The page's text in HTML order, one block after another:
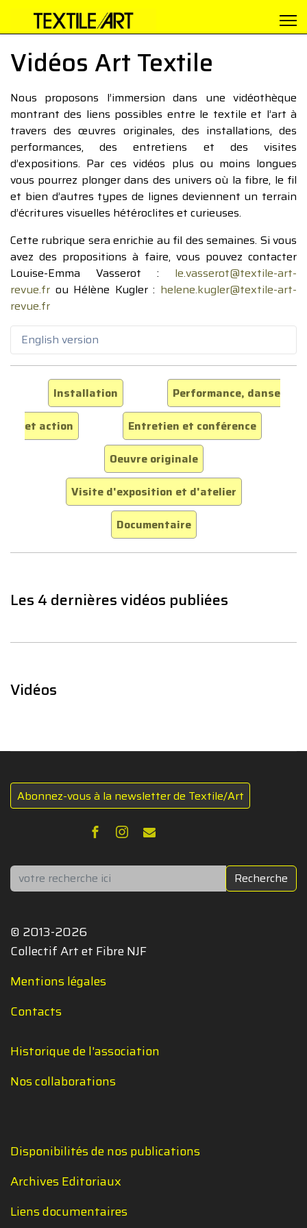
Vidéos Art Textile
Nous proposons l’immersion dans une vidéothèque
montrant des liens possibles entre le textile et l’art à
travers des œuvres originales, des installations, des
performances, des entretiens et des visites
d’expositions. Par ces vidéos plus ou moins longues
vous pourrez plonger dans des univers où la fibre, le fil
et bien d’autres types de lignes deviennent un terrain
d’écritures visuelles hétéroclites et curieuses.
Cette rubrique sera enrichie au fil des semaines. Si vous
avez des propositions à faire, vous pouvez contacter
Louise-Emma Vasserot : le.vasserot@textile-art-
revue.fr ou Hélène Kugler : helene.kugler@textile-art-
revue.fr
English version
Installation
Performance, danse
et action
Entretien et conférence
Oeuvre originale
Visite d'exposition et d'atelier
Documentaire
Les 4 dernières vidéos publiées
Vidéos
Abonnez-vous à la newsletter de Textile/Art
Rechercher Recherche
© 2013-2026
Collectif Art et Fibre NJF
Mentions légales
Contacts
Historique de l'association
Nos collaborations
Disponibilités de nos publications
Archives Editoriaux
Liens documentaires